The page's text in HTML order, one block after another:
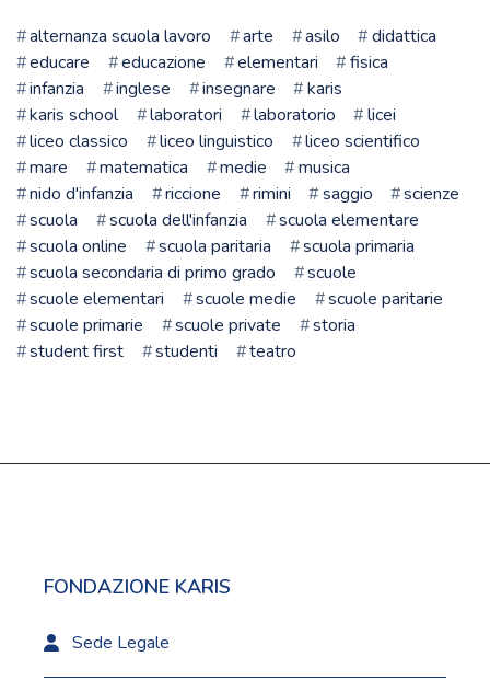
alternanza scuola lavoro arte asilo
didattica
educare
educazione elementari
fisica
infanzia
inglese insegnare
karis
karis school
laboratori laboratorio
licei
liceo classico
liceo linguistico
liceo scientifico
mare
matematica medie
musica
nido d'infanzia
riccione rimini saggio
scienze
scuola
scuola dell'infanzia
scuola elementare
scuola online
scuola paritaria
scuola primaria
scuola secondaria di primo grado
scuole
scuole elementari
scuole medie
scuole paritarie
scuole primarie
scuole private
storia
student first
studenti teatro
FONDAZIONE KARIS
Sede Legale